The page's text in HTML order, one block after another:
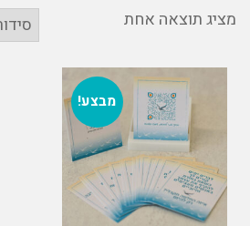
מציג תוצאה אחת
מבצע!